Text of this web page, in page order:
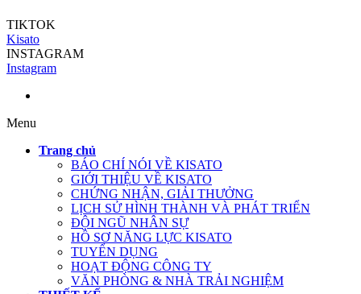
TIKTOK
Kisato
INSTAGRAM
Instagram
Menu
Trang chủ
BÁO CHÍ NÓI VỀ KISATO
GIỚI THIỆU VỀ KISATO
CHỨNG NHẬN, GIẢI THƯỞNG
LỊCH SỬ HÌNH THÀNH VÀ PHÁT TRIỂN
ĐỘI NGŨ NHÂN SỰ
HỒ SƠ NĂNG LỰC KISATO
TUYỂN DỤNG
HOẠT ĐỘNG CÔNG TY
VĂN PHÒNG & NHÀ TRẢI NGHIỆM